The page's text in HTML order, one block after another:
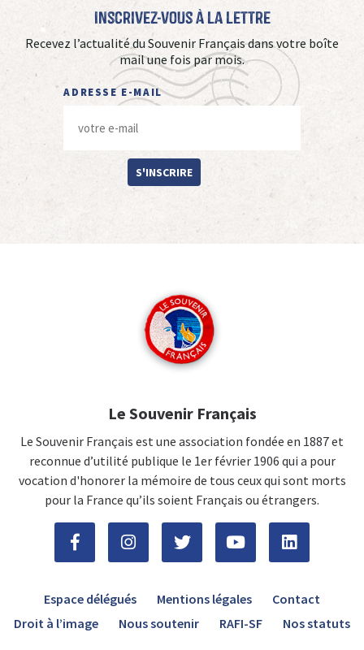
Inscrivez-vous à La Lettre
Recevez l’actualité du Souvenir Français dans votre boîte
mail une fois par mois.
ADRESSE E-MAIL
S'INSCRIRE
Le Souvenir Français
Le Souvenir Français est une association fondée en 1887 et
reconnue d’utilité publique le 1er février 1906 qui a pour
vocation d'honorer la mémoire de tous ceux qui sont morts
pour la France qu’ils soient Français ou étrangers.
Espace délégués Mentions légales
Contact
Droit à l’image
Nous soutenir RAFI-SF Nos statuts